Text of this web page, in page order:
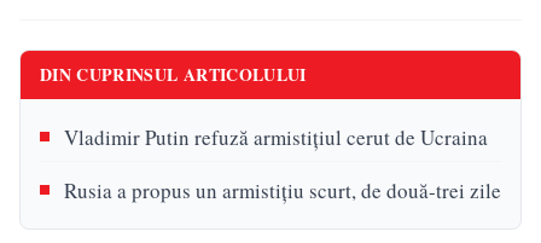
DIN CUPRINSUL ARTICOLULUI
Vladimir Putin refuză armistițiul cerut de Ucraina
Rusia a propus un armistițiu scurt, de două-trei zile